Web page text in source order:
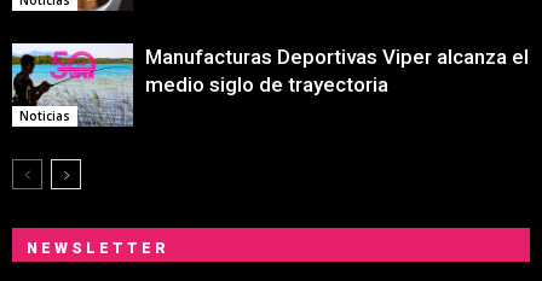
Noticias
Manufacturas Deportivas Viper alcanza el
medio siglo de trayectoria
NEWSLETTER